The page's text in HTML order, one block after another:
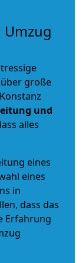
Umzug
große
und
alles
eines
eines
in
dass das
Erfahrung